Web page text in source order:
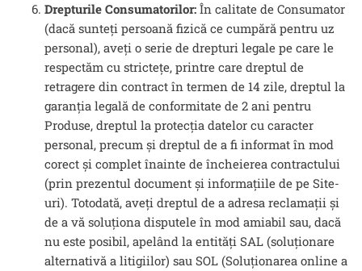
Drepturile Consumatorilor: În calitate de Consumator
(dacă sunteți persoană fizică ce cumpără pentru uz
personal), aveți o serie de drepturi legale pe care le
respectăm cu strictețe, printre care dreptul de
retragere din contract în termen de 14 zile, dreptul la
garanția legală de conformitate de 2 ani pentru
Produse, dreptul la protecția datelor cu caracter
personal, precum și dreptul de a fi informat în mod
corect și complet înainte de încheierea contractului
(prin prezentul document și informațiile de pe Site-
uri). Totodată, aveți dreptul de a adresa reclamații și
de a vă soluționa disputele în mod amiabil sau, dacă
nu este posibil, apelând la entități SAL (soluționare
alternativă a litigiilor) sau SOL (Soluționarea online a